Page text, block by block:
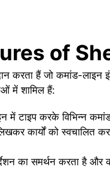
of
करता हैं जो कमांड-
में शामिल हैं:
टाइप करके विभिन्न कमांड
कार्यों को
का समर्थन करता है और